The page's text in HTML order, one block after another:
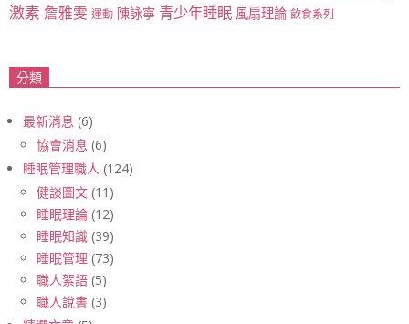
激素詹雅雯 運動 陳詠寧 青少年睡眠 風扇理論 飲食系列
分類
最新消息 (6)
協會消息 (6)
睡眠管理職人 (124)
健談圖文 (11)
睡眠理論 (12)
睡眠知識 (39)
睡眠管理 (73)
職人絮語 (5)
職人說書 (3)